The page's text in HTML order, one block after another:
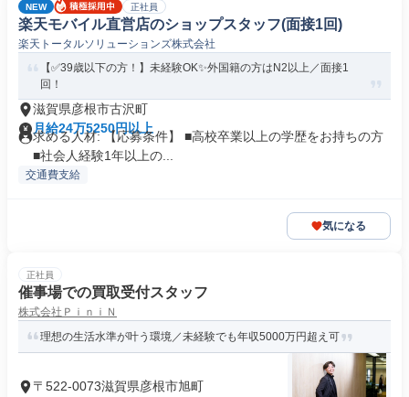
NEW 正社員
楽天モバイル直営店のショップスタッフ(面接1回)
楽天トータルソリューションズ株式会社
【✅39歳以下の方！】未経験OK✨外国籍の方はN2以上／面接1
回！
滋賀県彦根市古沢町
月給24万5250円以上
求める人材: 【応募条件】 ■高校卒業以上の学歴をお持ちの方
■社会人経験1年以上の...
交通費支給
気になる
正社員
催事場での買取受付スタッフ
株式会社ＰｉｎｉＮ
理想の生活水準が叶う環境／未経験でも年収5000万円超え可
〒522-0073滋賀県彦根市旭町